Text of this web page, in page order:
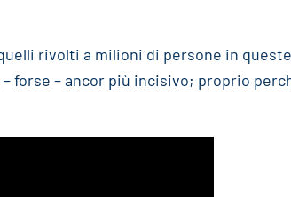
rivolti a milioni di persone in
forse – ancor più incisivo; proprio